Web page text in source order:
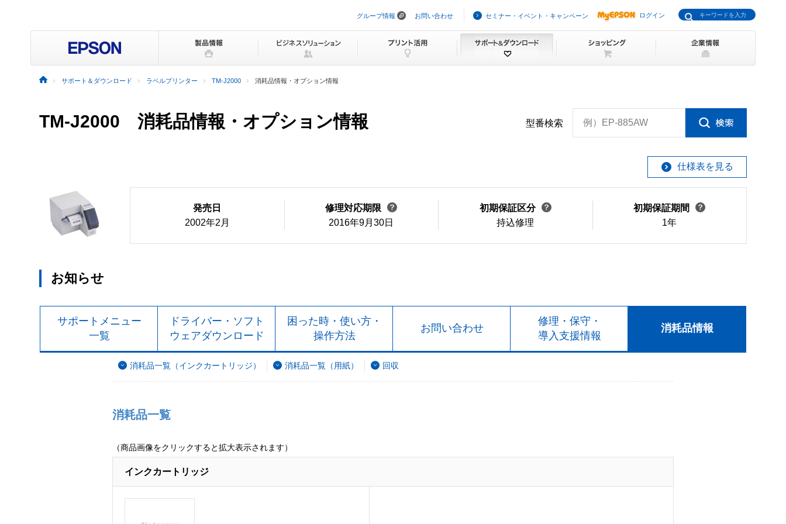
ビ
ョ
ッ
プ
グループ情報 お問い合わせ セミナー・イベント・キャンペーン ログイン
サポート＆ダウンロード ラベルプリンター TM-J2000 消耗品情報・オプション情報
TM-J2000 消耗品情報・オプション情報 型番検索 例）EP-885AW
仕様表を見る
発売日
2002年2月
修理対応期限
2016年9月30日
初期保証区分
持込修理
初期保証期間
1年
お知らせ
サポートメニュー
一覧
ドライバー・ソフト
ウェアダウンロード
困った時・使い方・
操作方法
お問い合わせ
修理・保守・
導入支援情報
消耗品情報
消耗品一覧（インクカートリッジ） 消耗品一覧（用紙） 回収
消耗品一覧
（商品画像をクリックすると拡大表示されます）
インクカートリッジ